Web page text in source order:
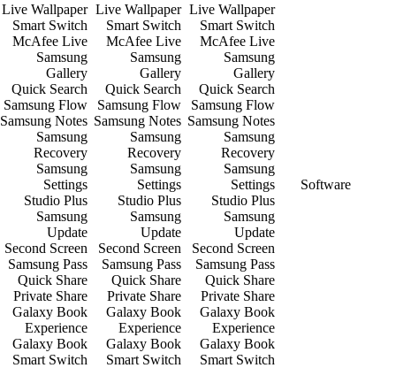
Software
Live Wallpaper
Smart Switch
McAfee Live
Samsung
Gallery
Quick Search
Samsung Flow
Samsung Notes
Samsung
Recovery
Samsung
Settings
Studio Plus
Samsung
Update
Second Screen
Samsung Pass
Quick Share
Private Share
Galaxy Book
Experience
Galaxy Book
Smart Switch
Live Wallpaper
Smart Switch
McAfee Live
Samsung
Gallery
Quick Search
Samsung Flow
Samsung Notes
Samsung
Recovery
Samsung
Settings
Studio Plus
Samsung
Update
Second Screen
Samsung Pass
Quick Share
Private Share
Galaxy Book
Experience
Galaxy Book
Smart Switch
Live Wallpaper
Smart Switch
McAfee Live
Samsung
Gallery
Quick Search
Samsung Flow
Samsung Notes
Samsung
Recovery
Samsung
Settings
Studio Plus
Samsung
Update
Second Screen
Samsung Pass
Quick Share
Private Share
Galaxy Book
Experience
Galaxy Book
Smart Switch